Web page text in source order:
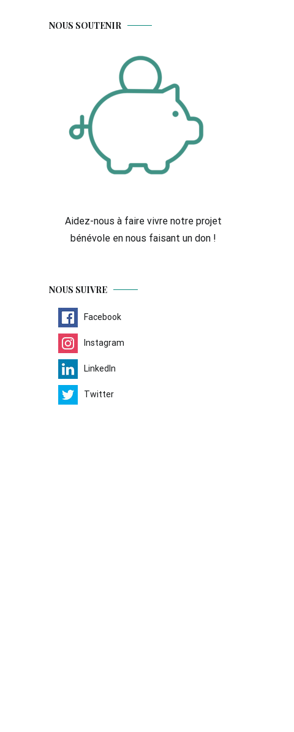
NOUS SOUTENIR
Aidez-nous à faire vivre notre projet
bénévole en nous faisant un don !
NOUS SUIVRE
Facebook
Instagram
LinkedIn
Twitter